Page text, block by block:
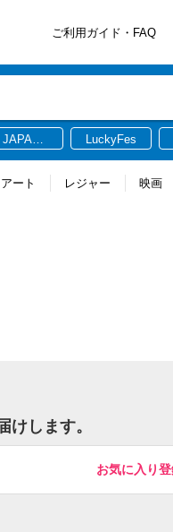
ご利用ガイド・FAQ
JAPAN
LuckyFes
ート レジャー 映画
します。
お気に入り